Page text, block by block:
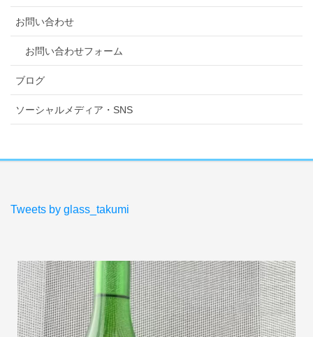
お問い合わせ
お問い合わせフォーム
ブログ
ソーシャルメディア・SNS
Tweets by glass_takumi